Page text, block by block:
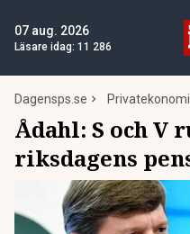
07 aug. 2026
Läsare idag: 11 286
Dagensps.se Privatekonomi
Ådahl: S och V
riksdagens